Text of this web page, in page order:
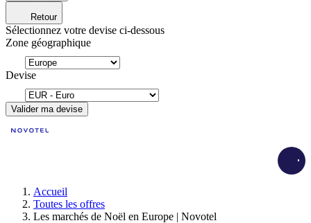
Retour
Sélectionnez votre devise ci-dessous
Zone géographique
Devise
Valider ma devise
Accueil
Toutes les offres
Les marchés de Noël en Europe | Novotel